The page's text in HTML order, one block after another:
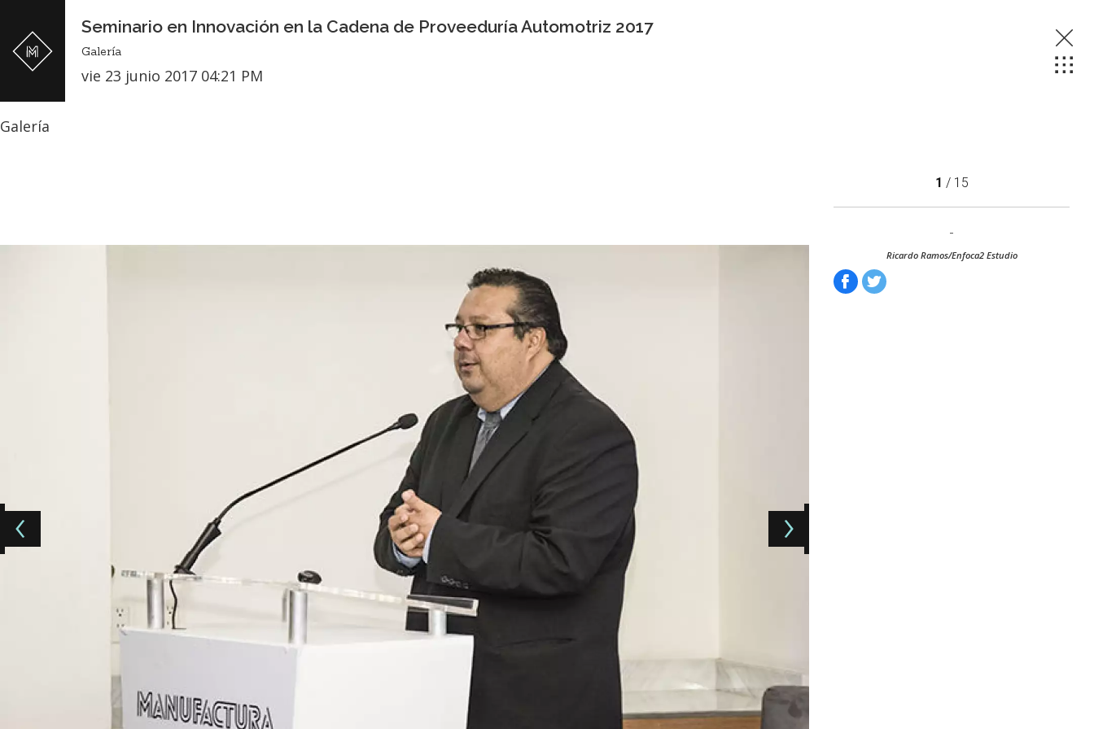
Seminario en Innovación en la Cadena de Proveeduría Automotriz 2017
Galería
vie 23 junio 2017 04:21 PM
Galería
1 / 15
-
Ricardo Ramos/Enfoca2 Estudio